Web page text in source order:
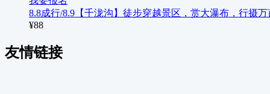
8.8成行/8.9【千泷沟】徒步穿越景区，赏大瀑布，行摄
¥88
友情链接